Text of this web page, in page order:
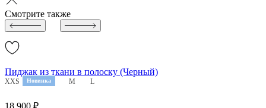
Смотрите также
Новинка
Пиджак из ткани в полоску (Черный)
XXS XS S M L
18 900 ₽